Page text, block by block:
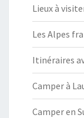
Lieux à
Les Alpes
Itinéraires
Camper à
Camper en